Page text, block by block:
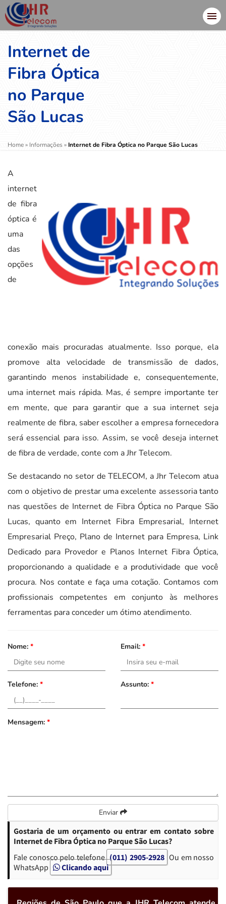
Internet de
Fibra Óptica
no Parque
São Lucas
Home» Informações» Internet de Fibra Óptica no Parque São Lucas
A
internet
de fibra
óptica é
uma
das
opções
de
conexão mais procuradas atualmente. Isso porque, ela
promove alta velocidade de transmissão de dados,
garantindo menos instabilidade e, consequentemente,
uma internet mais rápida. Mas, é sempre importante ter
em mente, que para garantir que a sua internet seja
realmente de fibra, saber escolher a empresa fornecedora
será essencial para isso. Assim, se você deseja internet
de fibra de verdade, conte com a Jhr Telecom.
Se destacando no setor de TELECOM, a Jhr Telecom atua
com o objetivo de prestar uma excelente assessoria tanto
nas questões de Internet de Fibra Óptica no Parque São
Lucas, quanto em Internet Fibra Empresarial, Internet
Empresarial Preço, Plano de Internet para Empresa, Link
Dedicado para Provedor e Planos Internet Fibra Óptica,
proporcionando a qualidade e a produtividade que você
procura. Nos contate e faça uma cotação. Contamos com
profissionais competentes em conjunto às melhores
ferramentas para conceder um ótimo atendimento.
Nome: * Email: *
Telefone: * Assunto: *
Mensagem: *
Enviar
Gostaria de um orçamento ou entrar em contato sobre
Internet de Fibra Óptica no Parque São Lucas?
Fale conosco pelo telefone (011) 2905-2928 Ou em nosso
WhatsApp
Clicando aqui